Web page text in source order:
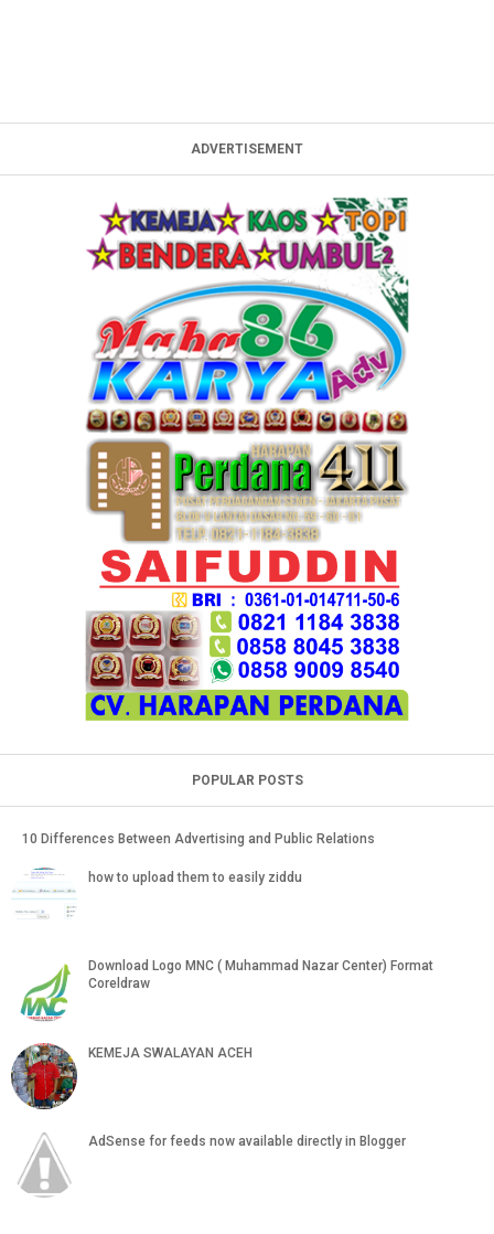
ADVERTISEMENT
POPULAR POSTS
10 Differences Between Advertising and Public Relations
how to upload them to easily ziddu
Download Logo MNC ( Muhammad Nazar Center) Format
Coreldraw
KEMEJA SWALAYAN ACEH
AdSense for feeds now available directly in Blogger